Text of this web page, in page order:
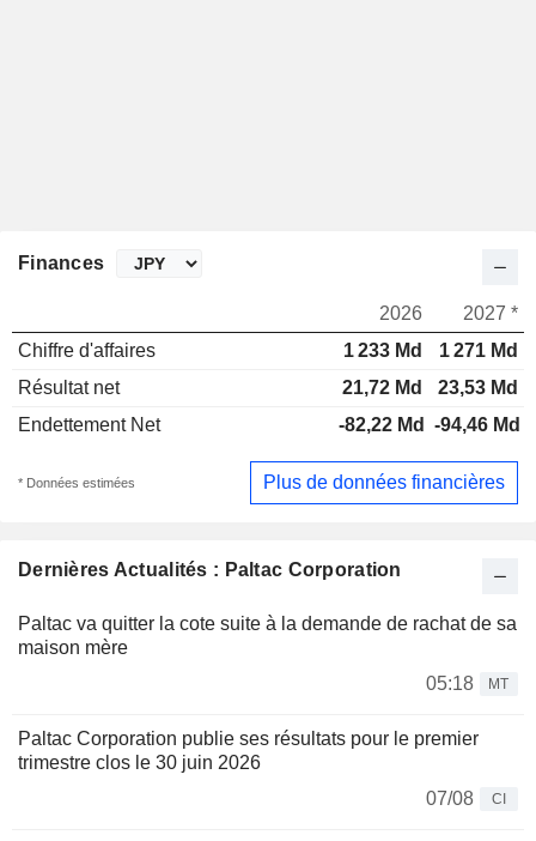
Dernières Actualités : Paltac Corporation
Paltac va quitter la cote suite à la demande de rachat de sa
maison mère
05:18
MT
Paltac Corporation publie ses résultats pour le premier
trimestre clos le 30 juin 2026
07/08
CI
Finances
2026
2027 *
Chiffre d'affaires
1 233 Md
1 271 Md
Résultat net
21,72 Md
23,53 Md
Endettement Net
-82,22 Md -94,46 Md
* Données estimées Plus de données financières